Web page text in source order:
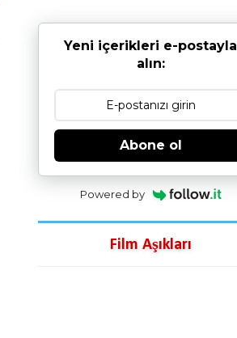
Yeni içerikleri e-postayla
alın:
Abone ol
Powered by
Film Aşıkları